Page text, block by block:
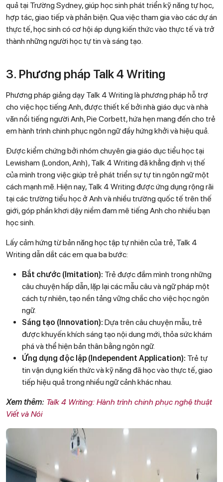
quả tại Trường Sydney, giúp học sinh phát triển kỹ năng tự học,
hợp tác, giao tiếp và phản biện. Qua việc tham gia vào các dự án
thực tế, học sinh có cơ hội áp dụng kiến thức vào thực tế và trở
thành những người học tự tin và sáng tạo.
3. Phương pháp Talk 4 Writing
Phương pháp giảng dạy Talk 4 Writing là phương pháp hỗ trợ
cho việc học tiếng Anh, được thiết kế bởi nhà giáo dục và nhà
văn nổi tiếng người Anh, Pie Corbett, hứa hẹn mang đến cho trẻ
em hành trình chinh phục ngôn ngữ đầy hứng khởi và hiệu quả.
Được kiểm chứng bởi nhóm chuyên gia giáo dục tiểu học tại
Lewisham (London, Anh), Talk 4 Writing đã khẳng định vị thế
của mình trong việc giúp trẻ phát triển sự tự tin ngôn ngữ một
cách mạnh mẽ. Hiện nay, Talk 4 Writing được ứng dụng rộng rãi
tại các trường tiểu học ở Anh và nhiều trường quốc tế trên thế
giới, góp phần khơi dậy niềm đam mê tiếng Anh cho nhiều bạn
học sinh.
Lấy cảm hứng từ bản năng học tập tự nhiên của trẻ, Talk 4
Writing dẫn dắt các em qua ba bước:
Bắt chước (Imitation): Trẻ được đắm mình trong những
câu chuyện hấp dẫn, lặp lại các mẫu câu và ngữ pháp một
cách tự nhiên, tạo nền tảng vững chắc cho việc học ngôn
ngữ.
Sáng tạo (Innovation): Dựa trên câu chuyện mẫu, trẻ
được khuyến khích sáng tạo nội dung mới, thỏa sức khám
phá và thể hiện bản thân bằng ngôn ngữ.
Ứng dụng độc lập (Independent Application): Trẻ tự
tin vận dụng kiến thức và kỹ năng đã học vào thực tế, giao
tiếp hiệu quả trong nhiều ngữ cảnh khác nhau.
Xem thêm: Talk 4 Writing: Hành trình chinh phục nghệ thuật
Viết và Nói